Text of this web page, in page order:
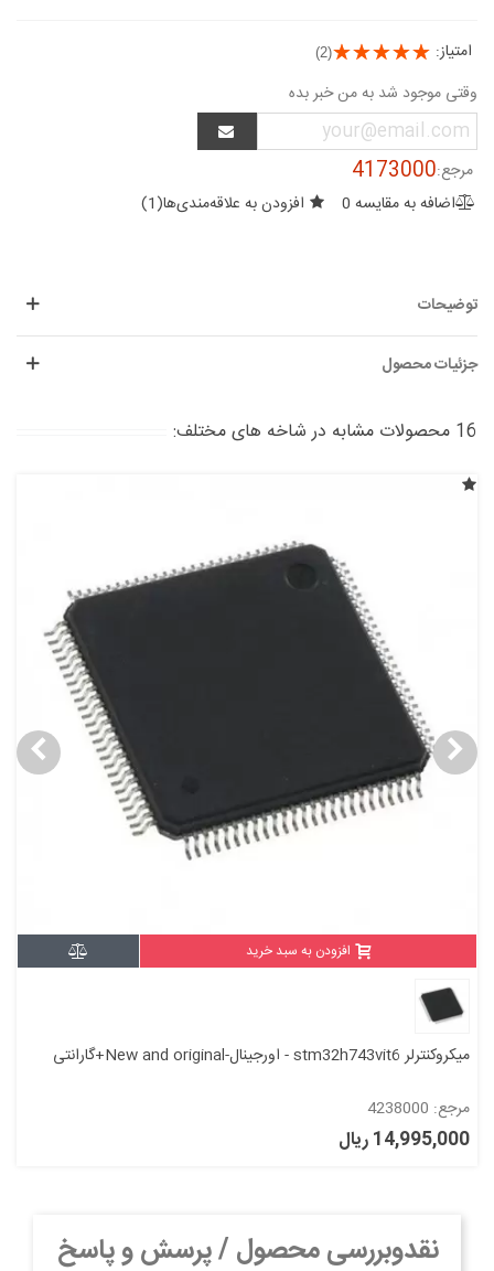
امتیاز: (2)
وقتی موجود شد به من خبر بده
مرجع:4173000
اضافه به مقایسه 0 افزودن به علاقه‌مندی‌ها(
1
)
توضیحات
جزئیات محصول
16 محصولات مشابه در شاخه های مختلف:
افزودن به سبد خرید
میکروکنترلر stm32h743vit6 - اورجینال-New and original+گارانتی
مرجع: 4238000
14,995,000 ریال
نقدوبررسی محصول / پرسش و پاسخ